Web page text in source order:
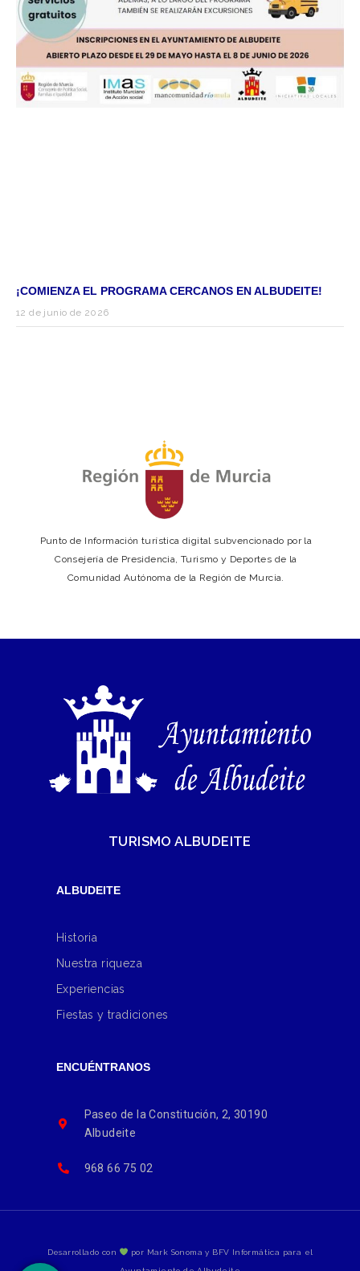
¡COMIENZA EL PROGRAMA CERCANOS EN ALBUDEITE!
12 de junio de 2026
Punto de Información turística digital subvencionado por la
Consejería de Presidencia, Turismo y Deportes de la
Comunidad Autónoma de la Región de Murcia.
TURISMO ALBUDEITE
ALBUDEITE
Historia
Nuestra riqueza
Experiencias
Fiestas y tradiciones
ENCUÉNTRANOS
Paseo de la Constitución, 2, 30190
Albudeite
968 66 75 02
Desarrollado con por Mark Sonoma y BFV Informática para el